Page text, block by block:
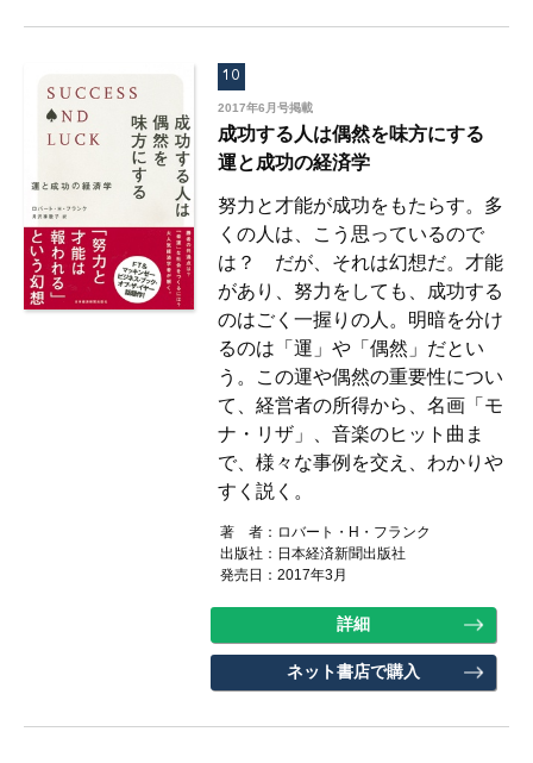
10
2017年6月号掲載
成功する人は偶然を味方にする
運と成功の経済学
努力と才能が成功をもたらす。多
くの人は、こう思っているので
は？ だが、それは幻想だ。才能
があり、努力をしても、成功する
のはごく一握りの人。明暗を分け
るのは「運」や「偶然」だとい
う。この運や偶然の重要性につい
て、経営者の所得から、名画「モ
ナ・リザ」、音楽のヒット曲ま
で、様々な事例を交え、わかりや
すく説く。
著 者：ロバート・H・フランク
出版社：日本経済新聞出版社
発売日：2017年3月
詳細
ネット書店で購入